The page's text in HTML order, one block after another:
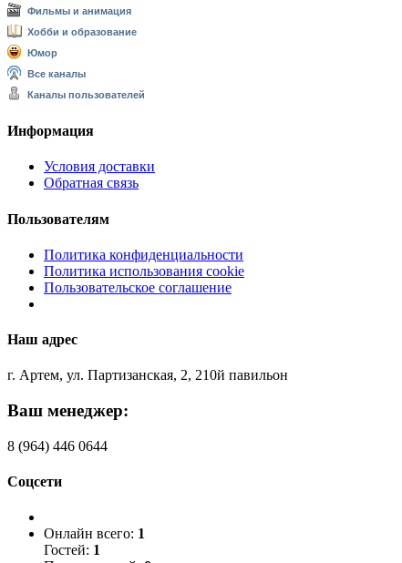
Фильмы и анимация
Хобби и образование
Юмор
Все каналы
Каналы пользователей
Информация
Условия доставки
Обратная связь
Пользователям
Политика конфиденциальности
Политика использования cookie
Пользовательское соглашение
Наш адрес
г. Артем, ул. Партизанская, 2, 210й павильон
Ваш менеджер:
8 (964) 446 0644
Соцсети
Онлайн всего: 1
Гостей: 1